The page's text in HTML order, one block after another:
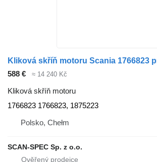
588 € ≈ 14 240 Kč
Kliková skříň motoru
1766823 1766823, 1875223
Polsko, Chełm
SCAN-SPEC Sp. z o.o.